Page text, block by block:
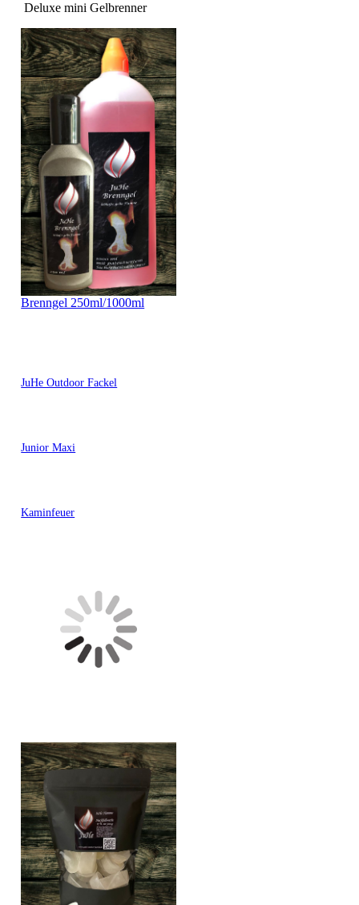
Deluxe mini Gelbrenner
Brenngel 250ml/1000ml
JuHe Outdoor Fackel
Junior Maxi
Kaminfeuer